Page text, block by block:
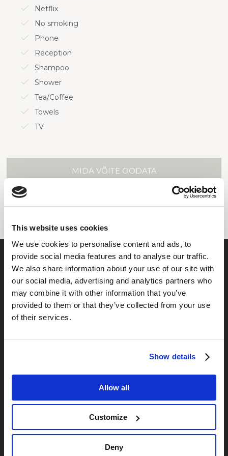
This website uses cookies
We use cookies to personalise content and ads, to
provide social media features and to analyse our traffic.
We also share information about your use of our site with
our social media, advertising and analytics partners who
may combine it with other information that you’ve
provided to them or that they’ve collected from your use
of their services.
Show details
Allow all
Customize
Deny
Netflix
No smoking
Phone
Reception
Shampoo
Shower
Tea/Coffee
Towels
TV
MIDA VÕITE OODATA